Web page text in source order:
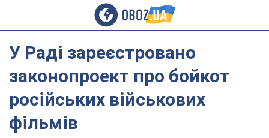
У Раді зареєстровано
законопроект про бойкот
російських військових
фільмів